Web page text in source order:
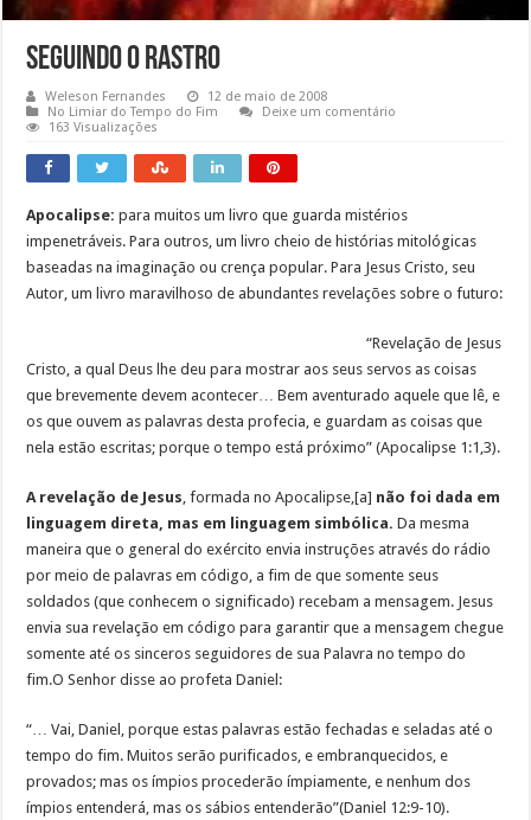
Seguindo o Rastro
Weleson Fernandes
12 de maio de 2008
No Limiar do Tempo do Fim
Deixe um comentário
163 Visualizações
Apocalipse: para muitos um livro que guarda mistérios
impenetráveis. Para outros, um livro cheio de histórias mitológicas
baseadas na imaginação ou crença popular. Para Jesus Cristo, seu
Autor, um livro maravilhoso de abundantes revelações sobre o futuro:
“Revelação de Jesus
Cristo, a qual Deus lhe deu para mostrar aos seus servos as coisas
que brevemente devem acontecer… Bem aventurado aquele que lê, e
os que ouvem as palavras desta profecia, e guardam as coisas que
nela estão escritas; porque o tempo está próximo” (Apocalipse 1:1,3).
A revelação de Jesus, formada no Apocalipse,[a] não foi dada em
linguagem direta, mas em linguagem simbólica. Da mesma
maneira que o general do exército envia instruções através do rádio
por meio de palavras em código, a fim de que somente seus
soldados (que conhecem o significado) recebam a mensagem. Jesus
envia sua revelação em código para garantir que a mensagem chegue
somente até os sinceros seguidores de sua Palavra no tempo do
fim.O Senhor disse ao profeta Daniel:
“… Vai, Daniel, porque estas palavras estão fechadas e seladas até o
tempo do fim. Muitos serão purificados, e embranquecidos, e
provados; mas os ímpios procederão ímpiamente, e nenhum dos
ímpios entenderá, mas os sábios entenderão”(Daniel 12:9-10).